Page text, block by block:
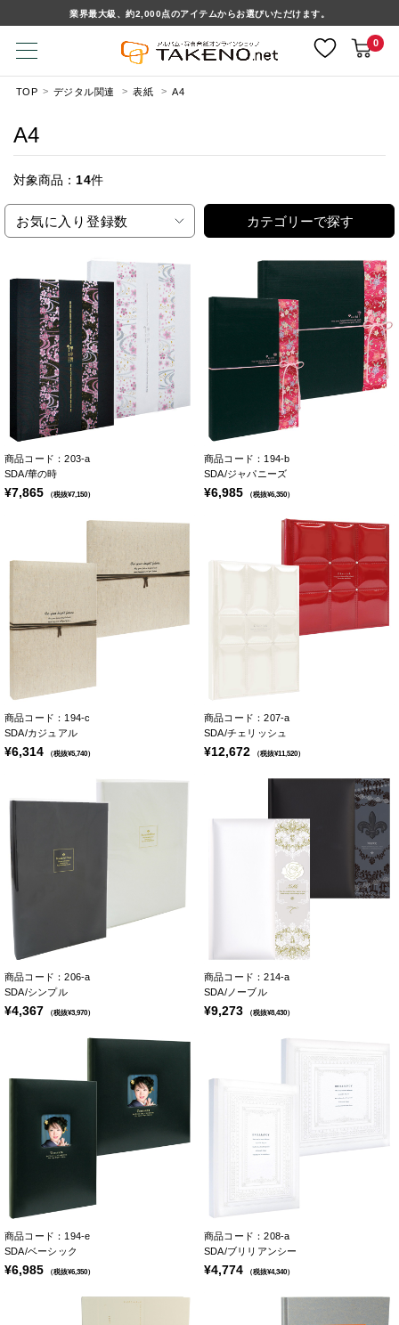
業界最大級、約2,000点のアイテムからお選びいただけます。
0
TOP デジタル関連 表紙 A4
A4
対象商品： 14件
お気に入り登録数 カテゴリーで探す
商品コード：203-a
SDA/華の時
¥7,865 （税抜¥7,150）
商品コード：194-b
SDA/ジャパニーズ
¥6,985 （税抜¥6,350）
商品コード：194-c
SDA/カジュアル
¥6,314 （税抜¥5,740）
商品コード：207-a
SDA/チェリッシュ
¥12,672 （税抜¥11,520）
商品コード：206-a
SDA/シンプル
¥4,367 （税抜¥3,970）
商品コード：214-a
SDA/ノーブル
¥9,273 （税抜¥8,430）
商品コード：194-e
SDA/ベーシック
¥6,985 （税抜¥6,350）
商品コード：208-a
SDA/ブリリアンシー
¥4,774 （税抜¥4,340）